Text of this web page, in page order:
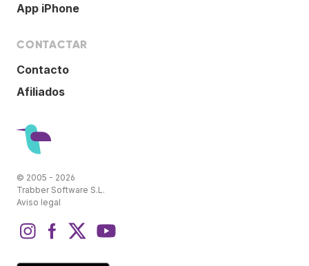
App iPhone
CONTACTAR
Contacto
Afiliados
© 2005 - 2026
Trabber Software S.L.
Aviso legal